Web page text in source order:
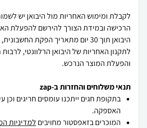
לקבלת ומימוש האחריות מול היבואן יש
הרכישה ובמידת הצורך להירשם להפעלת
היבואן תוך 30 יום מתאריך הפקת
לתקנון האחריות של היבואן הרלוונטי,
והפעלת המוצר הנרכש.
תנאי משלוחים והחזרות ב-zap
בתקופת חגים ייתכנו עומסים חריגים וכן
האספקה.
המוכרים בזאפסטור מחויבים למדיניות